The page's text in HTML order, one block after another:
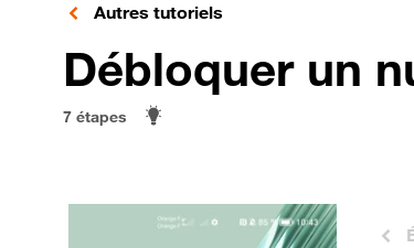
Autres tutoriels
Débloquer un
7 étapes